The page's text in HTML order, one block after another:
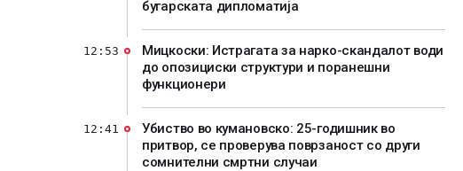
бугарската дипломатија
Мицкоски: Истрагата за нарко-скандалот води
до опозициски структури и поранешни
функционери
12:53
Убиство во кумановско: 25-годишник во
притвор, се проверува поврзаност со други
сомнителни смртни случаи
12:41